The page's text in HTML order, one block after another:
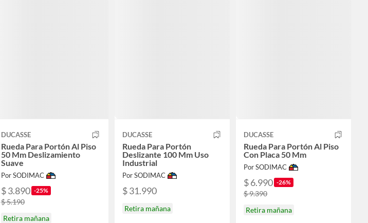
DUCASSE
Rueda Para Portón Al Piso
50 Mm Deslizamiento
Suave
Por SODIMAC
$ 3.890 -25%
$ 5.190
Retira mañana
DUCASSE
Rueda Para Portón
Deslizante 100 Mm Uso
Industrial
Por SODIMAC
$ 31.990
Retira mañana
DUCASSE
Rueda Para Portón Al Piso
Con Placa 50 Mm
Por SODIMAC
$ 6.990 -26%
$ 9.390
Retira mañana